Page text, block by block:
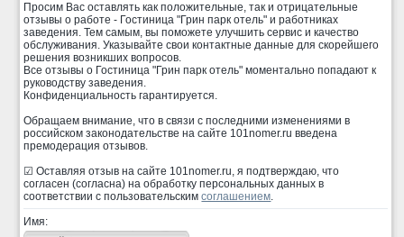
Просим Вас оставлять как положительные, так и отрицательные
отзывы о работе - Гостиница "Грин парк отель" и работниках
заведения. Тем самым, вы поможете улучшить сервис и качество
обслуживания. Указывайте свои контактные данные для скорейшего
решения возникших вопросов.
Все отзывы о Гостиница "Грин парк отель" моментально попадают к
руководству заведения.
Конфиденциальность гарантируется.
Обращаем внимание, что в связи с последними изменениями в
российском законодательстве на сайте 101nomer.ru введена
премодерация отзывов.
☑ Оставляя отзыв на сайте 101nomer.ru, я подтверждаю, что
согласен (согласна) на обработку персональных данных в
соответствии с пользовательскимсоглашением.
Имя: